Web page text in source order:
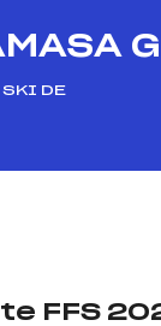
SKI DE
FFS